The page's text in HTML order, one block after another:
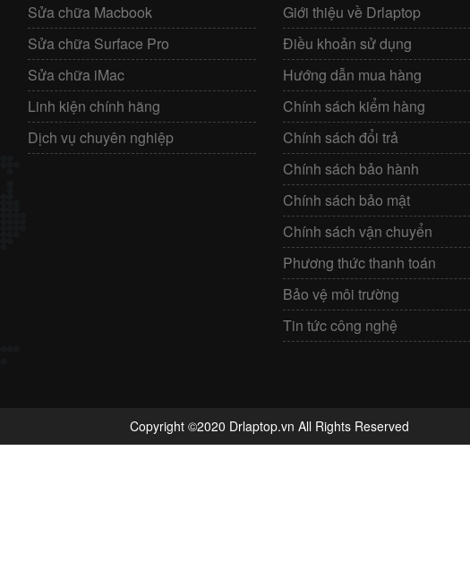
Sửa chữa Macbook
Sửa chữa Surface Pro
Sửa chữa iMac
Linh kiện chính hãng
Dịch vụ chuyên nghiệp
Giới thiệu về Drlaptop
Điều khoản sử dụng
Hướng dẫn mua hàng
Chính sách kiểm hàng
Chính sách đổi trả
Chính sách bảo hành
Chính sách bảo mật
Chính sách vận chuyển
Phương thức thanh toán
Bảo vệ môi trường
Tin tức công nghệ
Copyright ©2020 Drlaptop.vn All Rights Reserved